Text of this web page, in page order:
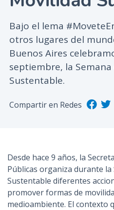
r
i
i
l
Bajo el lema
otros lugares del
Buenos Aires
septiembre, la
Sustentable.
Compartir en Redes
Desde hace 9 años, la
Públicas organiza durante la
Sustentable diferentes
promover formas de
medioambiente. El contexto